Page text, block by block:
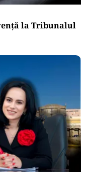
la Tribunalul